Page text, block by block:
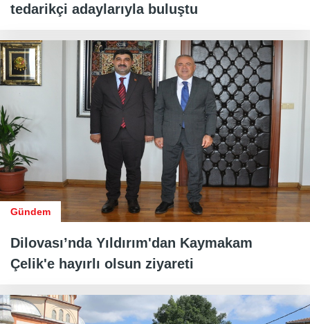
tedarikçi adaylarıyla buluştu
Gündem
Dilovası’nda Yıldırım'dan Kaymakam
Çelik'e hayırlı olsun ziyareti